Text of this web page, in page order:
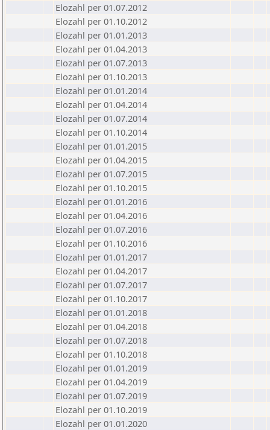
Elozahl per 01.07.2012
Elozahl per 01.10.2012
Elozahl per 01.01.2013
Elozahl per 01.04.2013
Elozahl per 01.07.2013
Elozahl per 01.10.2013
Elozahl per 01.01.2014
Elozahl per 01.04.2014
Elozahl per 01.07.2014
Elozahl per 01.10.2014
Elozahl per 01.01.2015
Elozahl per 01.04.2015
Elozahl per 01.07.2015
Elozahl per 01.10.2015
Elozahl per 01.01.2016
Elozahl per 01.04.2016
Elozahl per 01.07.2016
Elozahl per 01.10.2016
Elozahl per 01.01.2017
Elozahl per 01.04.2017
Elozahl per 01.07.2017
Elozahl per 01.10.2017
Elozahl per 01.01.2018
Elozahl per 01.04.2018
Elozahl per 01.07.2018
Elozahl per 01.10.2018
Elozahl per 01.01.2019
Elozahl per 01.04.2019
Elozahl per 01.07.2019
Elozahl per 01.10.2019
Elozahl per 01.01.2020